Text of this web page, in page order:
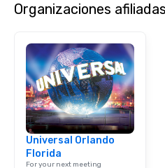
Organizaciones
Universal Orlando
Florida
For your next meeting